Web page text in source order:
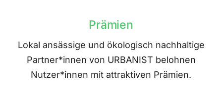
Prämien
Lokal ansässige und ökologisch nachhaltige
Partner*innen von URBANIST belohnen
Nutzer*innen mit attraktiven Prämien.